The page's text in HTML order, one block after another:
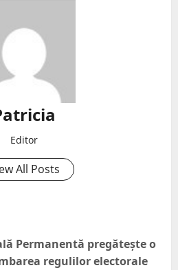
Editor
All Posts
Permanentă pregătește o
regulilor electorale